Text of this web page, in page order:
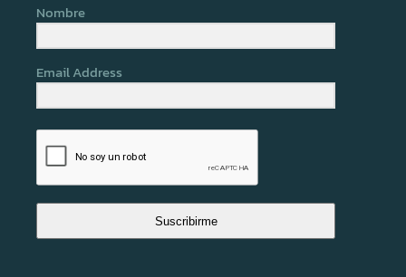
Nombre
Email Address
Suscribirme